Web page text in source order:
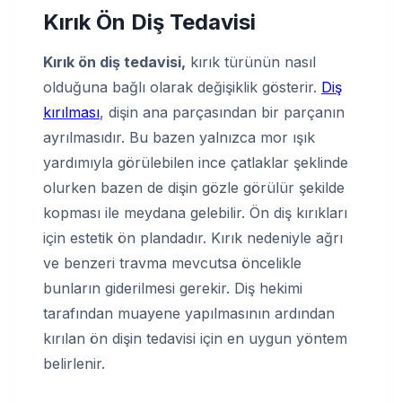
Kırık Ön Diş Tedavisi
Kırık ön diş tedavisi, kırık türünün nasıl
olduğuna bağlı olarak değişiklik gösterir. Diş
kırılması, dişin ana parçasından bir parçanın
ayrılmasıdır. Bu bazen yalnızca mor ışık
yardımıyla görülebilen ince çatlaklar şeklinde
olurken bazen de dişin gözle görülür şekilde
kopması ile meydana gelebilir. Ön diş kırıkları
için estetik ön plandadır. Kırık nedeniyle ağrı
ve benzeri travma mevcutsa öncelikle
bunların giderilmesi gerekir. Diş hekimi
tarafından muayene yapılmasının ardından
kırılan ön dişin tedavisi için en uygun yöntem
belirlenir.